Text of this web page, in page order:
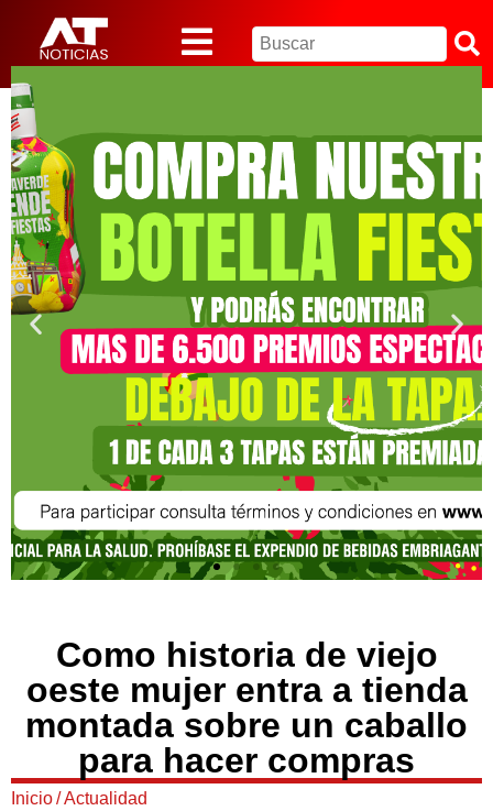
Como historia de viejo
oeste mujer entra a tienda
montada sobre un caballo
para hacer compras
Inicio/Actualidad